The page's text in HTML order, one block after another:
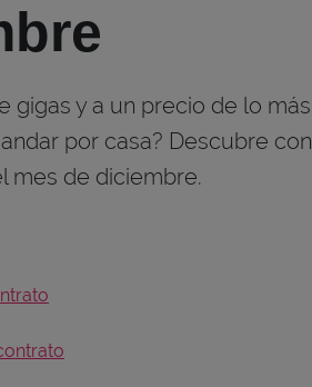
gigas y a un precio de lo más
por casa? Descubre con
mes de diciembre.